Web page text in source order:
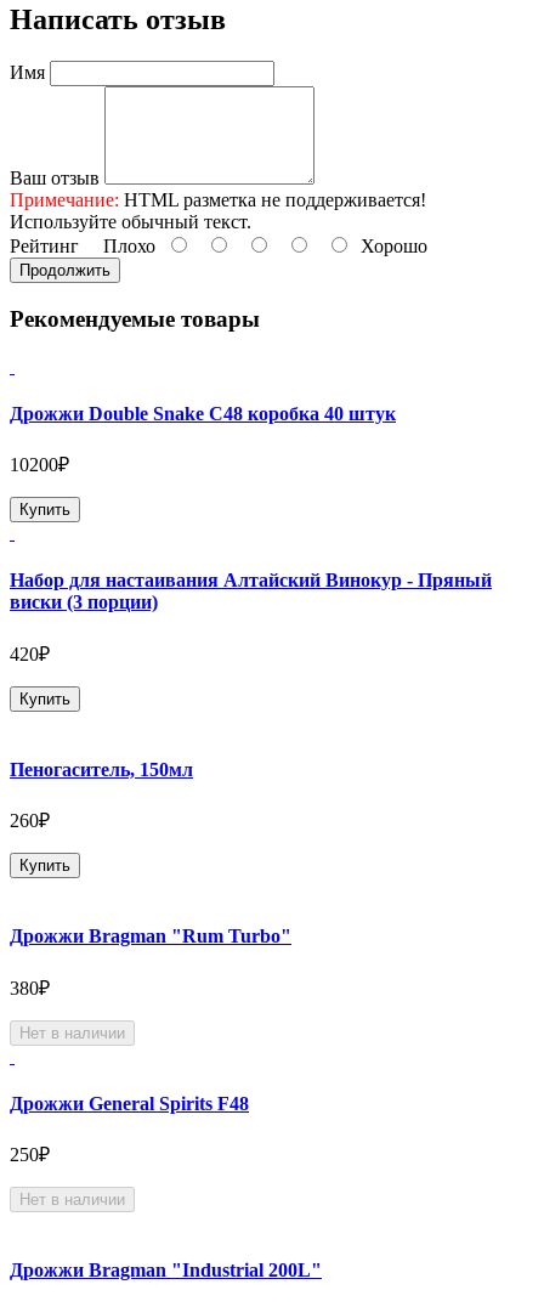
Написать отзыв
Имя
Ваш отзыв
Примечание: HTML разметка не поддерживается!
Используйте обычный текст.
Рейтинг Плохо Хорошо
Продолжить
Рекомендуемые товары
Дрожжи Double Snake C48 коробка 40 штук
10200₽
Купить
Набор для настаивания Алтайский Винокур - Пряный
виски (3 порции)
420₽
Купить
Пеногаситель, 150мл
260₽
Купить
Дрожжи Bragman "Rum Turbo"
380₽
Нет в наличии
Дрожжи General Spirits F48
250₽
Нет в наличии
Дрожжи Bragman "Industrial 200L"